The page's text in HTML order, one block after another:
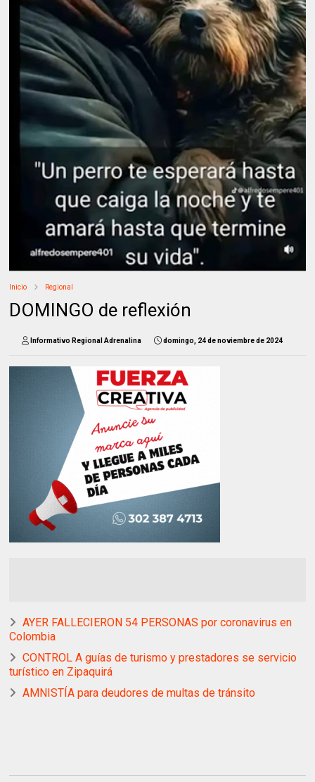
Inicio Regional
DOMINGO de reflexión
Informativo Regional Adrenalina domingo, 24 de noviembre de 2024
AYER FALLECIERON 54 PERSONAS por coronavirus en
Colombia
CONTROL A guías de turismo y prestadores se servicio
turístico en Zipaquirá
AMNISTÍA para deudores de multas de tránsito